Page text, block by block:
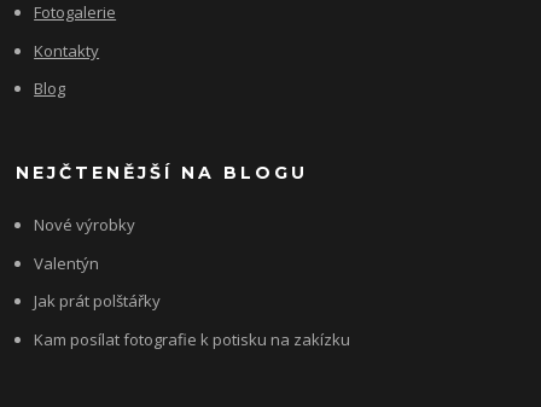
Fotogalerie
Kontakty
Blog
NEJČTENĚJŠÍ NA BLOGU
Nové výrobky
Valentýn
Jak prát polštářky
Kam posílat fotografie k potisku na zakízku